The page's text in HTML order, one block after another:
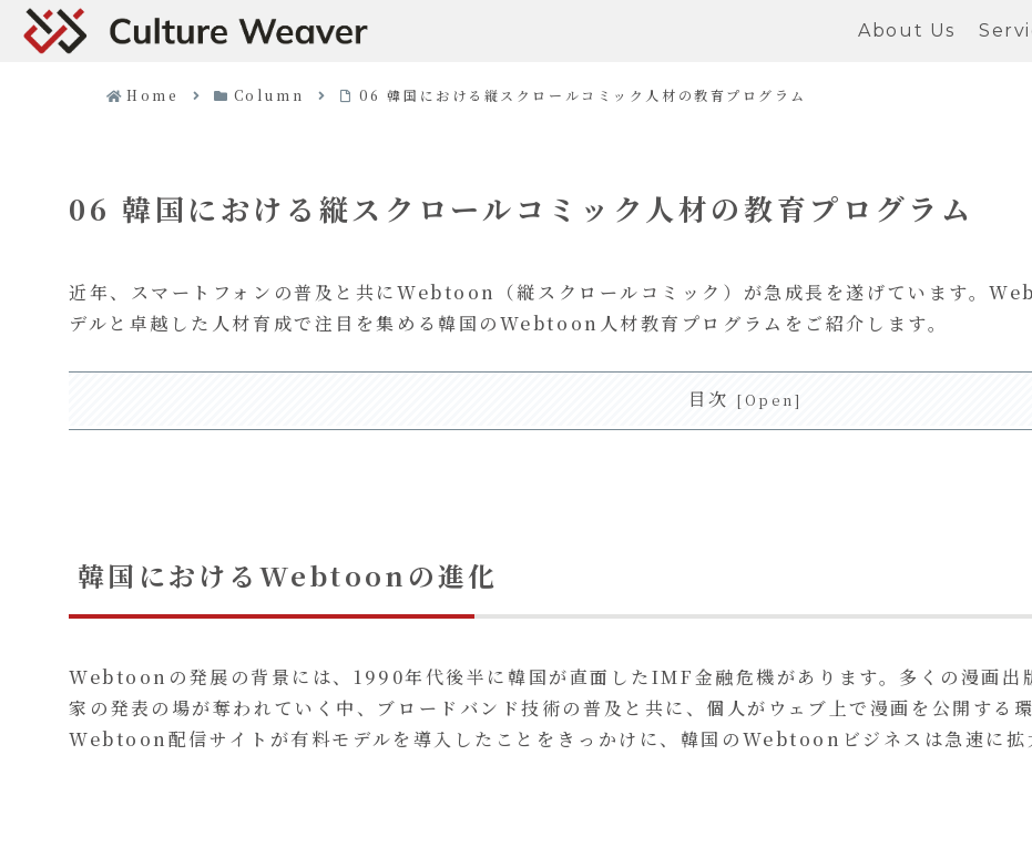
About Us
Home Column 06 韓国における縦スクロールコミック人材の教育プログラム
06 韓国における縦スクロールコミック人材の教育プログラム
近年、スマートフォンの普及と共にWebtoon（縦スクロールコミック）が急成長を遂げています。
デルと卓越した人材育成で注目を集める韓国のWebtoon人材教育プログラムをご紹介します。
目次
韓国におけるWebtoonの進化
Webtoonの発展の背景には、1990年代後半に韓国が直面したIMF金融危機があります。多くの漫画出
家の発表の場が奪われていく中、ブロードバンド技術の普及と共に、個人がウェブ上で漫画を公開する
Webtoon配信サイトが有料モデルを導入したことをきっかけに、韓国のWebtoonビジネスは急速に拡